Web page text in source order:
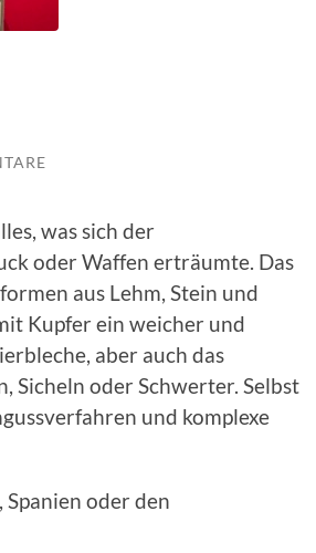
was sich der
oder Waffen erträumte. Das
aus Lehm, Stein und
Kupfer ein weicher und
aber auch das
Sicheln oder Schwerter. Selbst
und komplexe
Spanien oder den